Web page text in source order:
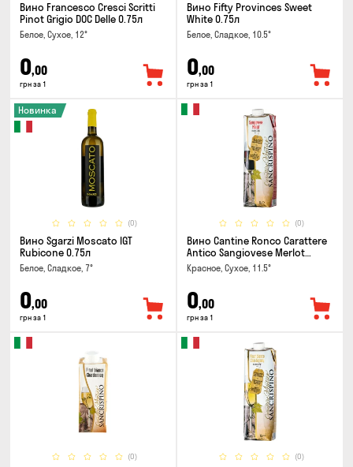
Вино Francesco Cresci Scritti
Pinot Grigio DOC Delle 0.75л
Белое, Сухое, 12°
0,00
грн за 1
Вино Fifty Provinces Sweet
White 0.75л
Белое, Сладкое, 10.5°
0,00
грн за 1
(0)
Новинка
Вино Sgarzi Moscato IGT
Rubicone 0.75л
Белое, Сладкое, 7°
0,00
грн за 1
(0)
Вино Cantine Ronco Carattere
Antico Sangiovese Merlot
Rubicone IGT 1л
Красное, Сухое, 11.5°
0,00
грн за 1
(0) (0)